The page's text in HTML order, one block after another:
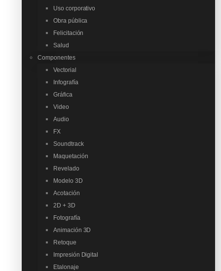
Uso corporativo
Obra pública
Felicitación
Salud
Componentes
Vectorial
Infografía
Gráfica
Video
Audio
FX
Soundtrack
Maquetación
Revelado
Modelo 3D
Acotación
2D + 3D
Fotografía
Animación 3D
Retoque
Impresión Digital
Etalonaje